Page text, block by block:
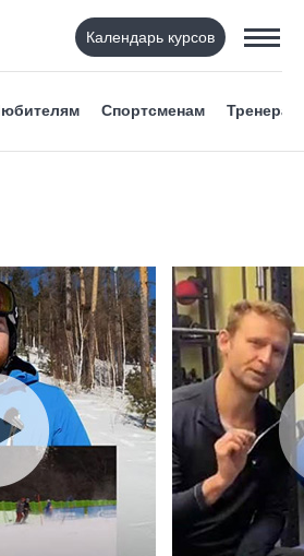
Календарь курсов
Спортсменам Тренерам